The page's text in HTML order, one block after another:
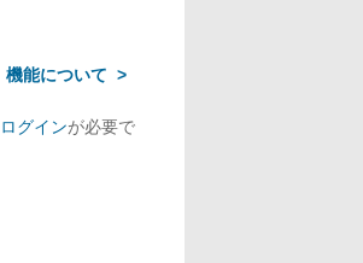
機能について
ログインが必要で